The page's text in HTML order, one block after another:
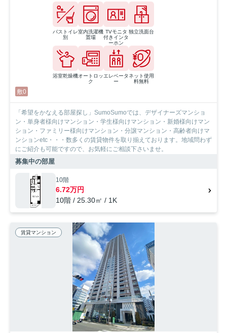
バストイレ
別
室内洗濯機
置場
TVモニタ
付きインタ
ーホン
独立洗面台
浴室乾燥機オートロッ
ク
エレベータ
ー
ネット使用
料無料
敷0
「希望をかなえる部屋探し」SumoSumoでは、デザイナーズマンショ
ン・単身者様向けマンション・学生様向けマンション・新婚様向けマン
ション・ファミリー様向けマンション・分譲マンション・高齢者向けマ
ンションetc・・・数多くの賃貸物件を取り揃えております。地域問わず
にご紹介も可能ですので、お気軽にご相談下さいませ。
募集中の部屋
10階
6.72万円
10階 / 25.30㎡ / 1K
賃貸マンション